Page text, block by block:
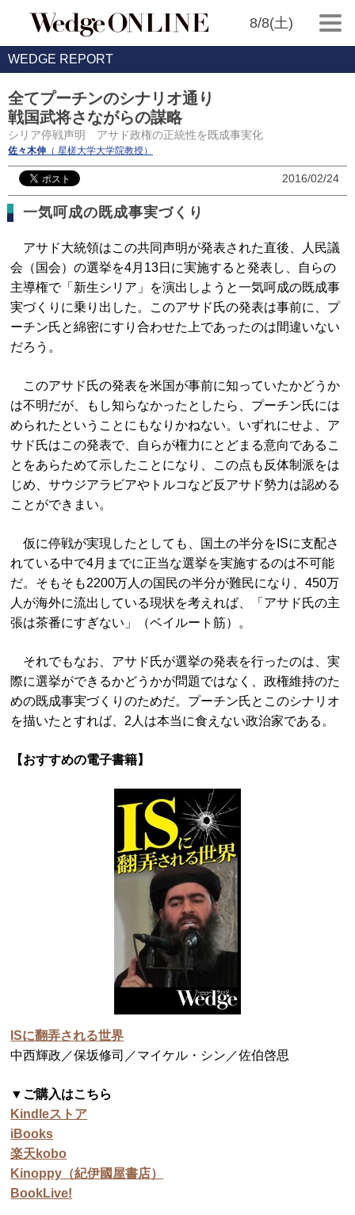
8/8(土)
WEDGE REPORT
全てプーチンのシナリオ通り
戦国武将さながらの謀略
シリア停戦声明 アサド政権の正統性を既成事実化
佐々木伸 （ 星槎大学大学院教授）
2016/02/24
一気呵成の既成事実づくり
アサド大統領はこの共同声明が発表された直後、人民議
会（国会）の選挙を4月13日に実施すると発表し、自らの
主導権で「新生シリア」を演出しようと一気呵成の既成事
実づくりに乗り出した。このアサド氏の発表は事前に、プ
ーチン氏と綿密にすり合わせた上であったのは間違いない
だろう。
このアサド氏の発表を米国が事前に知っていたかどうか
は不明だが、もし知らなかったとしたら、プーチン氏には
められたということにもなりかねない。いずれにせよ、ア
サド氏はこの発表で、自らが権力にとどまる意向であるこ
とをあらためて示したことになり、この点も反体制派をは
じめ、サウジアラビアやトルコなど反アサド勢力は認める
ことができまい。
仮に停戦が実現したとしても、国土の半分をISに支配さ
れている中で4月までに正当な選挙を実施するのは不可能
だ。そもそも2200万人の国民の半分が難民になり、450万
人が海外に流出している現状を考えれば、「アサド氏の主
張は茶番にすぎない」（ベイルート筋）。
それでもなお、アサド氏が選挙の発表を行ったのは、実
際に選挙ができるかどうかが問題ではなく、政権維持のた
めの既成事実づくりのためだ。プーチン氏とこのシナリオ
を描いたとすれば、2人は本当に食えない政治家である。
【おすすめの電子書籍】
ISに翻弄される世界
中西輝政／保坂修司／マイケル・シン／佐伯啓思
▼ご購入はこちら
Kindleストア
iBooks
楽天kobo
Kinoppy（紀伊國屋書店）
BookLive!